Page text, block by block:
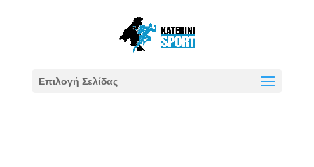
Επιλογή Σελίδας